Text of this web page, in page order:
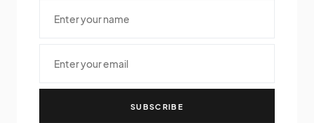
SUBSCRIBE